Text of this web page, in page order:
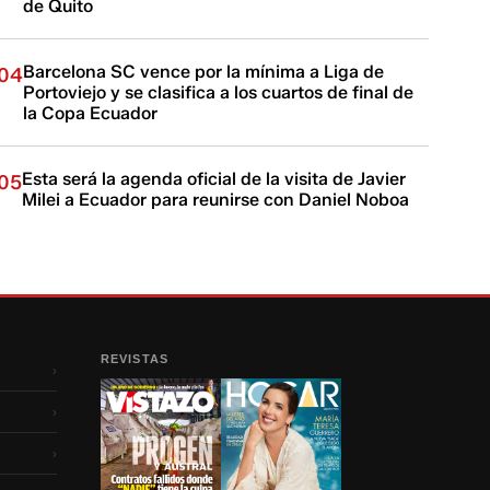
de Quito
Barcelona SC vence por la mínima a Liga de
Portoviejo y se clasifica a los cuartos de final de
la Copa Ecuador
Esta será la agenda oficial de la visita de Javier
Milei a Ecuador para reunirse con Daniel Noboa
›
›
›
REVISTAS